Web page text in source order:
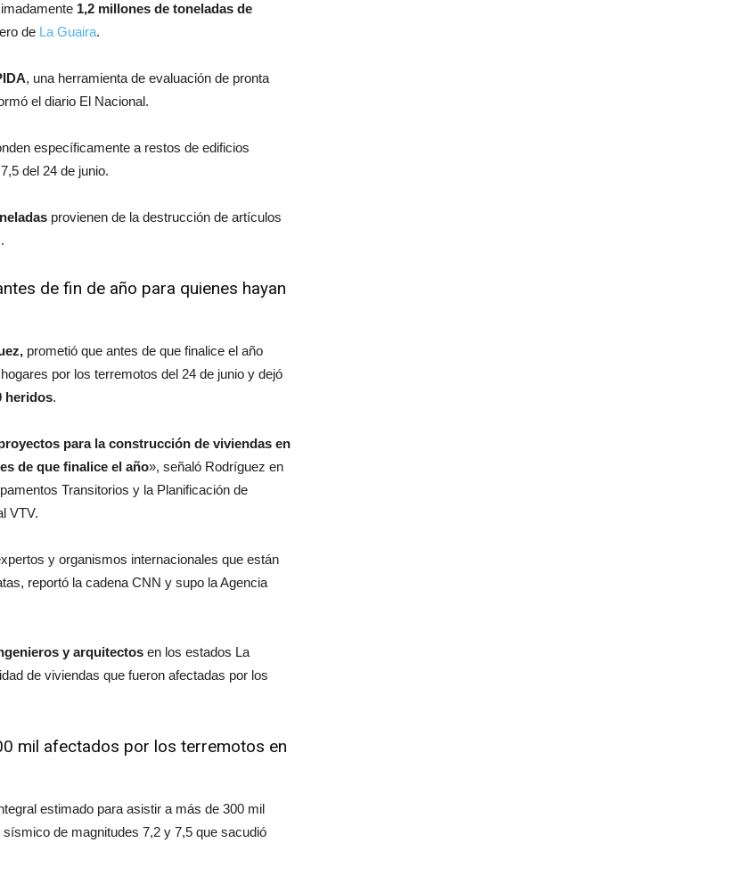
1,2 millones de toneladas de
de La Guaira.
, una herramienta de evaluación de pronta
el diario El Nacional.
específicamente a restos de edificios
del 24 de junio.
provienen de la destrucción de artículos
de fin de año para quienes hayan
prometió que antes de que finalice el año
por los terremotos del 24 de junio y dejó
heridos.
para la construcción de viviendas en
de que finalice el año», señaló Rodríguez en
Transitorios y la Planificación de
VTV.
y organismos internacionales que están
reportó la cadena CNN y supo la Agencia
y arquitectos en los estados La
de viviendas que fueron afectadas por los
mil afectados por los terremotos en
estimado para asistir a más de 300 mil
de magnitudes 7,2 y 7,5 que sacudió